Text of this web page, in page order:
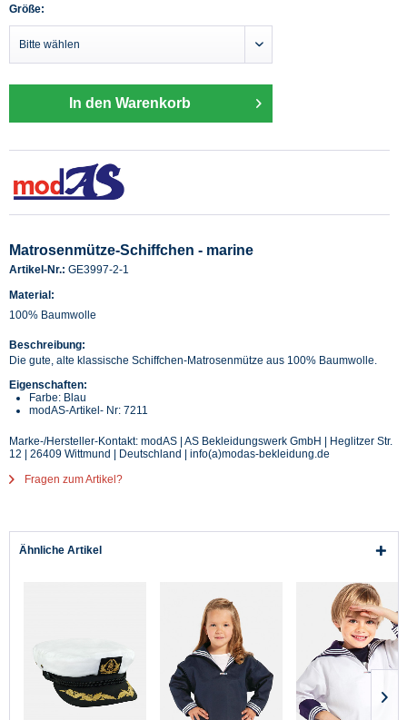
Größe:
In den Warenkorb
Matrosenmütze-Schiffchen - marine
Artikel-Nr.: GE3997-2-1
Material:
100% Baumwolle
Beschreibung:
Die gute, alte klassische Schiffchen-Matrosenmütze aus 100% Baumwolle.
Eigenschaften:
Farbe: Blau
modAS-Artikel- Nr: 7211
Marke-/Hersteller-Kontakt: modAS | AS Bekleidungswerk GmbH | Heglitzer Str.
12 | 26409 Wittmund | Deutschland | info(a)modas-bekleidung.de
Fragen zum Artikel?
Ähnliche Artikel